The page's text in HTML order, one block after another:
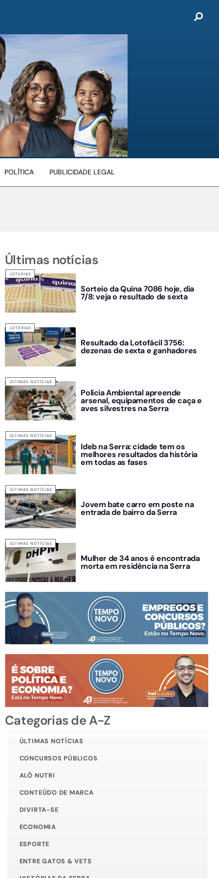
POLÍTICA PUBLICIDADE LEGAL
Últimas notícias
LOTERIAS
Sorteio da Quina 7086 hoje, dia
7/8: veja o resultado de sexta
LOTERIAS
Resultado da Lotofácil 3756:
dezenas de sexta e ganhadores
ÚLTIMAS NOTÍCIAS
Polícia Ambiental apreende
arsenal, equipamentos de caça e
aves silvestres na Serra
ÚLTIMAS NOTÍCIAS
Ideb na Serra: cidade tem os
melhores resultados da história
em todas as fases
ÚLTIMAS NOTÍCIAS
Jovem bate carro em poste na
entrada de bairro da Serra
ÚLTIMAS NOTÍCIAS
Mulher de 34 anos é encontrada
morta em residência na Serra
Categorias de A-Z
ÚLTIMAS NOTÍCIAS
CONCURSOS PÚBLICOS
ALÔ NUTRI
CONTEÚDO DE MARCA
DIVIRTA-SE
ECONOMIA
ESPORTE
ENTRE GATOS & VETS